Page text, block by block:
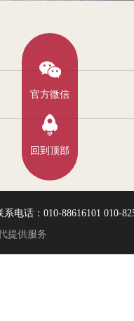
官方微信
回到顶部
系电话：010-88616101 010-
提供服务